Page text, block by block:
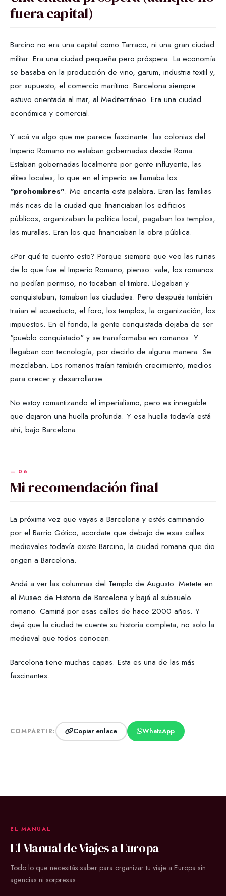
fuera capital)
Barcino no era una capital como Tarraco, ni una gran ciudad
militar. Era una ciudad pequeña pero próspera. La economía
se basaba en la producción de vino, garum, industria textil y,
por supuesto, el comercio marítimo. Barcelona siempre
estuvo orientada al mar, al Mediterráneo. Era una ciudad
económica y comercial.
Y acá va algo que me parece fascinante: las colonias del
Imperio Romano no estaban gobernadas desde Roma.
Estaban gobernadas localmente por gente influyente, las
élites locales, lo que en el imperio se llamaba los
"prohombres". Me encanta esta palabra. Eran las familias
más ricas de la ciudad que financiaban los edificios
públicos, organizaban la política local, pagaban los templos,
las murallas. Eran los que financiaban la obra pública.
¿Por qué te cuento esto? Porque siempre que veo las ruinas
de lo que fue el Imperio Romano, pienso: vale, los romanos
no pedían permiso, no tocaban el timbre. Llegaban y
conquistaban, tomaban las ciudades. Pero después también
traían el acueducto, el foro, los templos, la organización, los
impuestos. En el fondo, la gente conquistada dejaba de ser
"pueblo conquistado" y se transformaba en romanos. Y
llegaban con tecnología, por decirlo de alguna manera. Se
mezclaban. Los romanos traían también crecimiento, medios
para crecer y desarrollarse.
No estoy romantizando el imperialismo, pero es innegable
que dejaron una huella profunda. Y esa huella todavía está
ahí, bajo Barcelona.
Mi recomendación final
La próxima vez que vayas a Barcelona y estés caminando
por el Barrio Gótico, acordate que debajo de esas calles
medievales todavía existe Barcino, la ciudad romana que dio
origen a Barcelona.
Andá a ver las columnas del Templo de Augusto. Metete en
el Museo de Historia de Barcelona y bajá al subsuelo
romano. Caminá por esas calles de hace 2000 años. Y
dejá que la ciudad te cuente su historia completa, no solo la
medieval que todos conocen.
Barcelona tiene muchas capas. Esta es una de las más
fascinantes.
COMPARTIR: Copiar enlace WhatsApp
EL MANUAL
El Manual de Viajes a Europa
Todo lo que necesitás saber para organizar tu viaje a Europa sin
agencias ni sorpresas.